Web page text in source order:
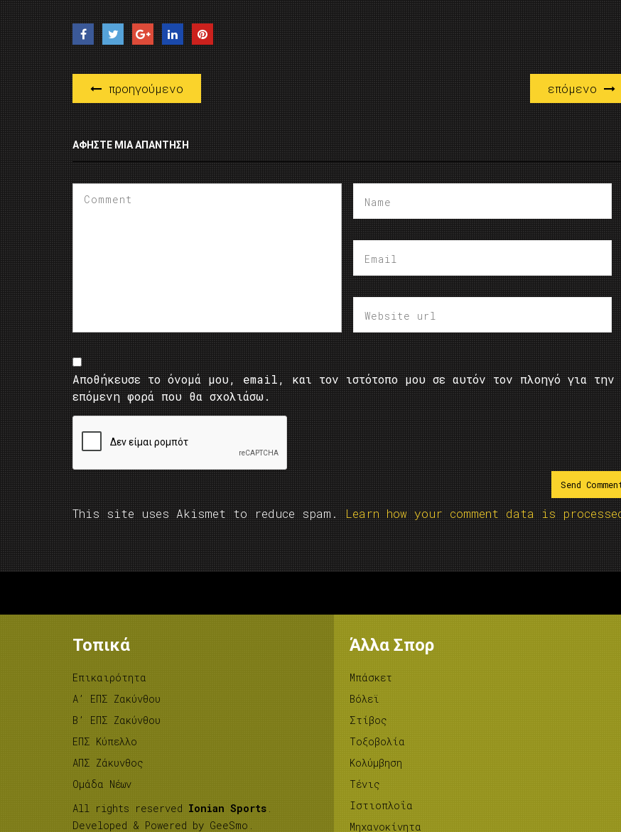
προηγούμενο επόμενο
ΑΦΉΣΤΕ ΜΙΑ ΑΠΆΝΤΗΣΗ
Αποθήκευσε το όνομά μου, email, και τον ιστότοπο μου σε αυτόν τον πλοηγό για την
επόμενη φορά που θα σχολιάσω.
This site uses Akismet to reduce spam. Learn how your comment data is
Τοπικά
Επικαιρότητα
A’ ΕΠΣ Ζακύνθου
B’ ΕΠΣ Ζακύνθου
ΕΠΣ Κύπελλο
ΑΠΣ Ζάκυνθος
Ομάδα Νέων
All rights reserved Ionian Sports .
Developed & Powered by GeeSmo .
Άλλα Σπορ
Μπάσκετ
Βόλεϊ
Στίβος
Tοξοβολία
Κολύμβηση
Τένις
Ιστιοπλοΐα
Μηχανοκίνητα